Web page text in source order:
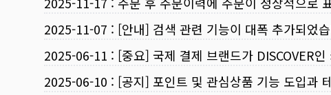
2025-11-07 : [안내] 검색 관련 기능이 대폭 추가되었
2025-06-11 : [중요] 국제 결제 브랜드가 DISCOVER
2025-06-10 : [공지] 포인트 및 관심상품 기능 도입과